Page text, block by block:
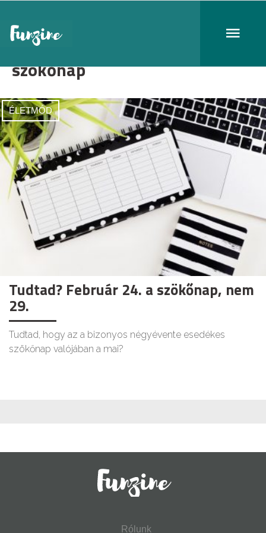
szökőnap
ÉLETMÓD
Tudtad? Február 24. a szökőnap, nem
29.
Tudtad, hogy az a bizonyos négyévente esedékes
szökőnap valójában a mai?
Rólunk